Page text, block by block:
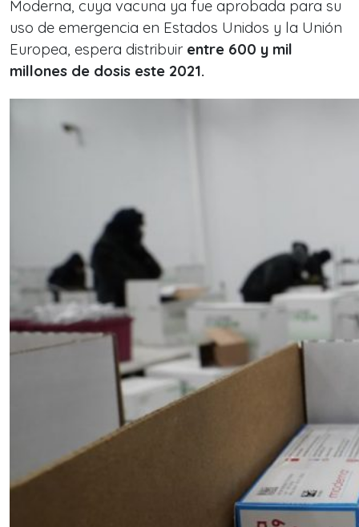
Moderna, cuya vacuna ya fue aprobada para su
uso de emergencia en Estados Unidos y la Unión
Europea, espera distribuir entre 600 y mil
millones de dosis este 2021.